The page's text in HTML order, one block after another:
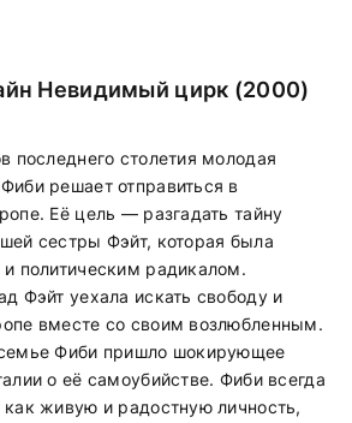
Невидимый цирк (2000)
последнего столетия молодая
решает отправиться в
Её цель — разгадать тайну
сестры Фэйт, которая была
и политическим радикалом.
Фэйт уехала искать свободу и
вместе со своим возлюбленным.
Фиби пришло шокирующее
о её самоубийстве. Фиби всегда
живую и радостную личность,